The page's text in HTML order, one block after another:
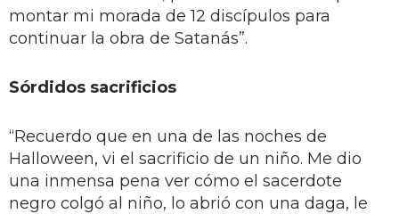
montar mi morada de 12 discípulos para
continuar la obra de Satanás”.
Sórdidos sacrificios
“Recuerdo que en una de las noches de
Halloween, vi el sacrificio de un niño. Me dio
una inmensa pena ver cómo el sacerdote
negro colgó al niño, lo abrió con una daga, le